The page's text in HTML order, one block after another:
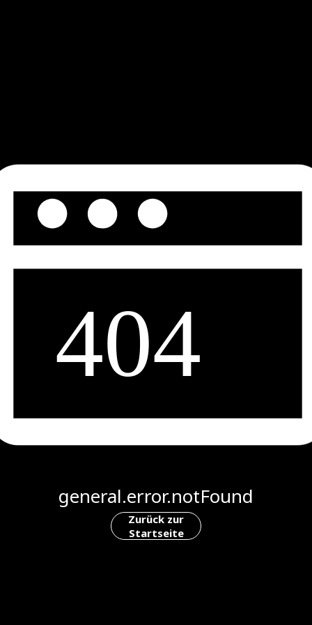
general.error.notFound
Zurück zur
Startseite